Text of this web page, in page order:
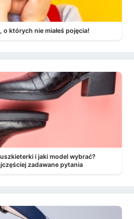
których nie miałeś pojęcia!
i jaki model wybrać?
zadawane pytania